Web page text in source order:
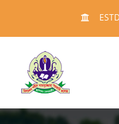
to
content